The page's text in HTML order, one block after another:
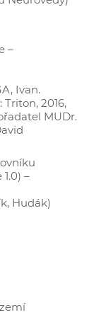
–
Ivan.
2016,
MUDr.
–
Hudák)